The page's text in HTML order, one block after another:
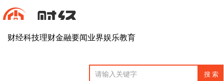
财经科技理财金融要闻业界娱乐教育